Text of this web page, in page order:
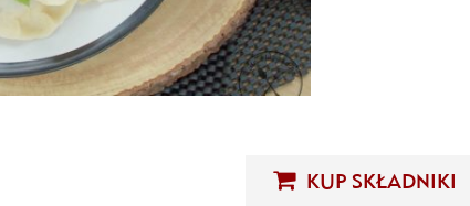
KUP SKŁADNIKI